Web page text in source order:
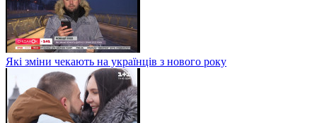
Які зміни чекають на українців з нового року